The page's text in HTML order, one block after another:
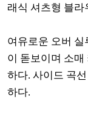
래식 셔츠형 블
여유로운 오버 실
이 돋보이며 소
하다. 사이드 곡
하다.